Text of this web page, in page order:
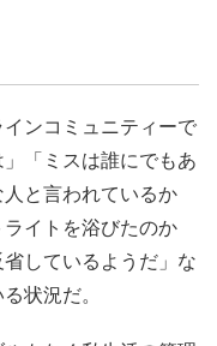
インコミュニティーで
「ミスは誰にでもあ
と言われているか
イトを浴びたのか
しているようだ」な
状況だ。